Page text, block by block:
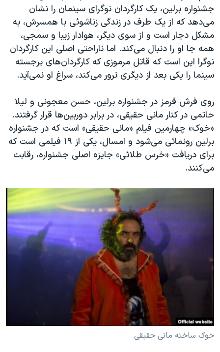
سفر پرزیدنت ترامپ به چین
جشنواره برلین، یک کارگردان نوگرای سینمان را نشان
می‌دهد که از یک طرف در زندگی زناشوئی با همسرش،‌ به
مشکل دچار است و از سوی دیگر، هوادار زیبا و سمجی،
همه جا او را دنبال می‌کند. اما ناراحتی اصلی این کارگردان
نوگرا این است که قاتل مرموزی که کارگردان‌های برجسته
سینما را یکی بعد از دیگری ترور می‌کند، سراغ او نمی‌آید.
روی فرش قرمز در جشنواره برلین، حسن معجونی و لیلا
حاتمی در کنار مانی حقیقی، در برابر دوربین‌ها قرار گرفتند.
«خوک» چهارمین فیلم «مانی حقیقی» است که در جشنواره
برلین رونمائی می‌شود و امسال، یکی از ۱۹ فیلمی است که
برای دریافت «خرس طلائی» جایزه اصلی جشنواره، رقابت
می‌کنند.
خوک ساخته مانی حقیقی